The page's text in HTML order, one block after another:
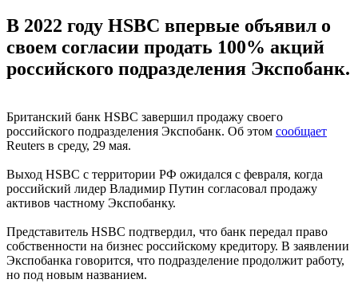
В 2022 году HSBC впервые объявил о
своем согласии продать 100% акций
российского подразделения Экспобанк.
Британский банк HSBC завершил продажу своего
российского подразделения Экспобанк. Об этом сообщает
Reuters в среду, 29 мая.
Выход HSBC с территории РФ ожидался с февраля, когда
российский лидер Владимир Путин согласовал продажу
активов частному Экспобанку.
Представитель HSBC подтвердил, что банк передал право
собственности на бизнес российскому кредитору. В заявлении
Экспобанка говорится, что подразделение продолжит работу,
но под новым названием.